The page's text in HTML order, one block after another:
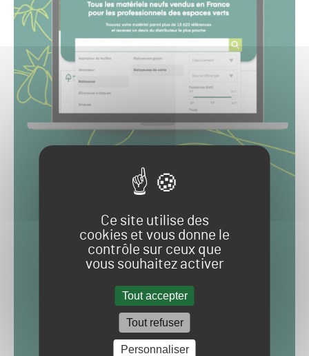
Ce site utilise des
cookies et vous donne le
contrôle sur ceux que
vous souhaitez activer
Tout accepter
Tout refuser
Personnaliser